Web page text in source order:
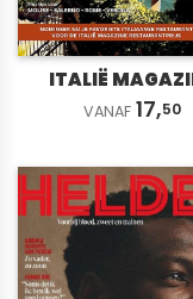
ITALIË
VANAF 17,50